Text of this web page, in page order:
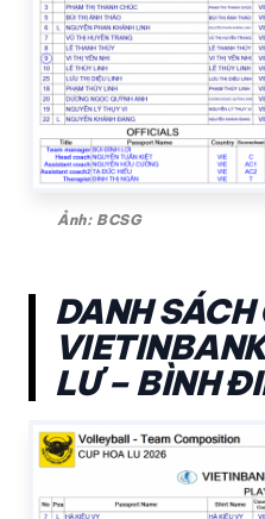
Ảnh: BCSG
DANH
LƯ – BÌNH